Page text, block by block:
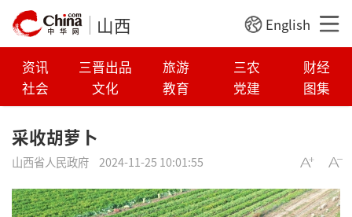
山西 English
资讯 三晋出品 旅游 三农
财经
社会
文化 教育 党建 图集
采收胡萝卜
山西省人民政府 2024-11-25 10:01:55